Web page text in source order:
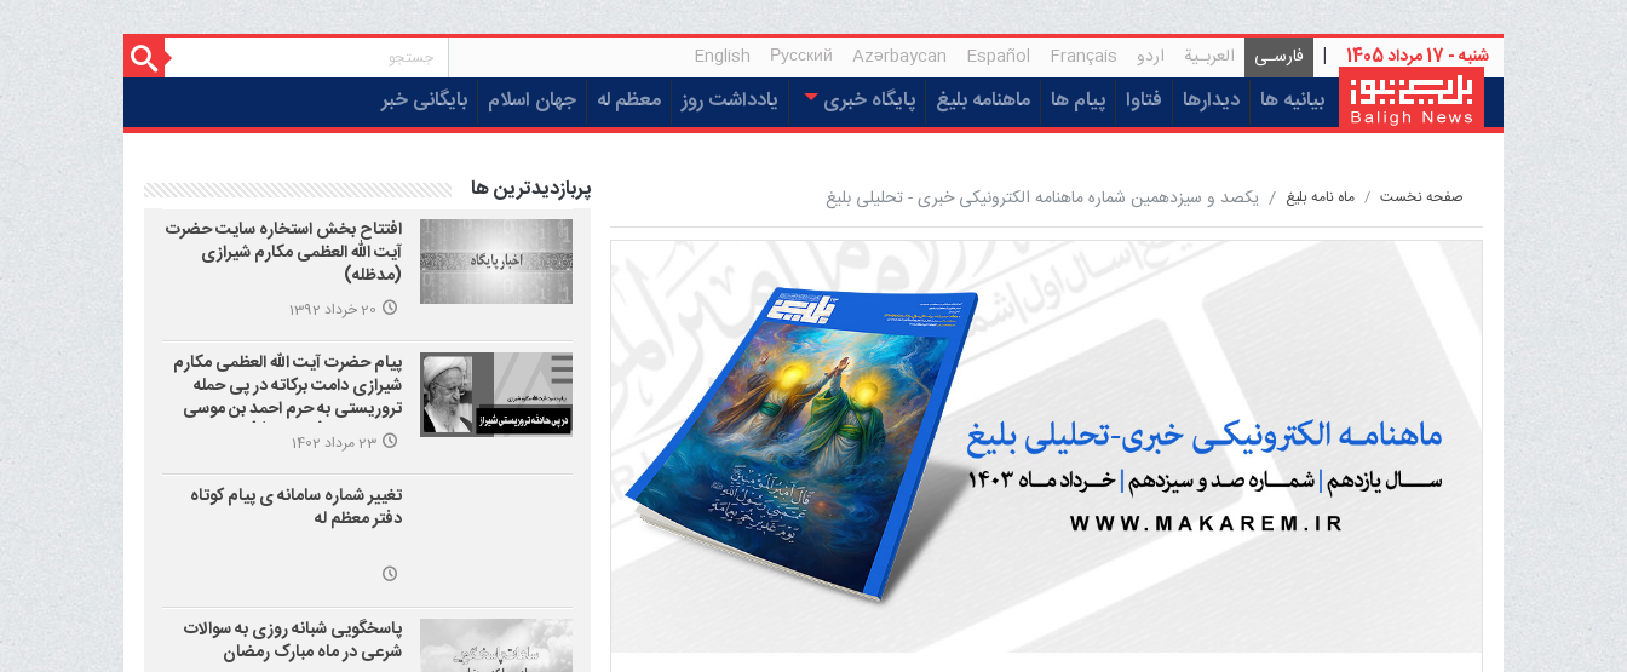
شنبه - 17 مرداد 1405 | فارسـی العربـیة اردو Français
Español
Azərbaycan
Русский
English
بیانیه ها دیدارها فتاوا پیام ها ماهنامه بلیغ پایگاه خبری یادداشت روز معظم له جهان اسلام بایگانی خبر
صفحه نخست ماه نامه بلیغ یکصد و سیزدهمین شماره ماهنامه الکترونیکی خبری - تحلیلی بلیغ پربازدیدترین ها
افتتاح بخش استخاره سایت حضرت
آیت الله العظمی مکارم شیرازی
(مدظله)
20 خرداد 1392
پیام حضرت آیت الله العظمی مکارم
شیرازی دامت برکاته در پی حمله
تروریستی به حرم احمد بن موسی
علیه السلام (شاهچراغ)
23 مرداد 1402
تغییر شماره سامانه ی پیام کوتاه
دفتر معظم له
پاسخگویی شبانه روزی به سوالات
شرعی در ماه مبارک رمضان